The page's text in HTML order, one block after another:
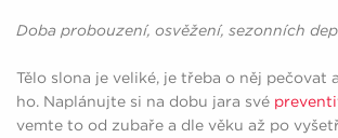
Doba probouzení, osvěžení, sezonních
Tělo slona je veliké, je třeba o něj pečovat
ho. Naplánujte si na dobu jara své
vemte to od zubaře a dle věku až po